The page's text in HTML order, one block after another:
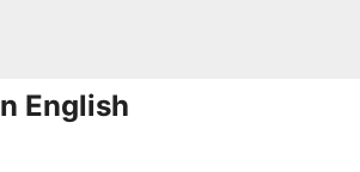
English